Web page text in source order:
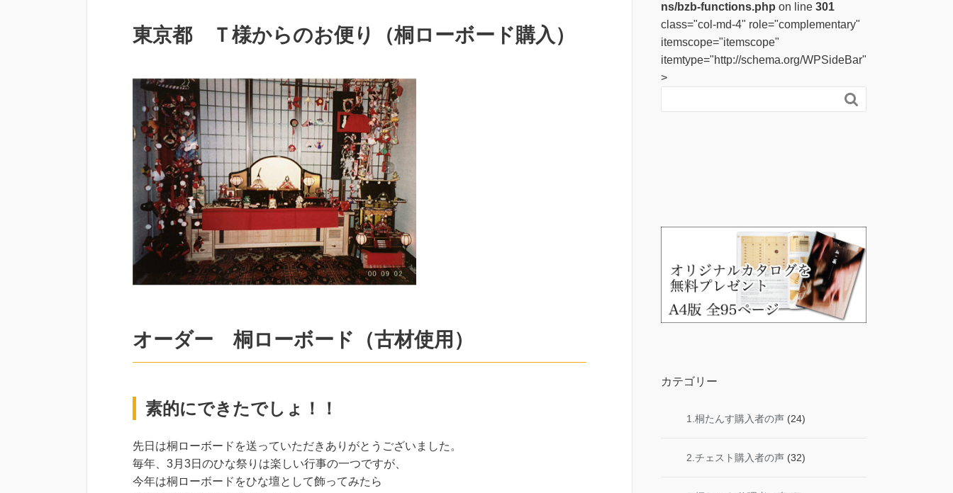
東京都 Ｔ様からのお便り（桐ローボード購入）
オーダー 桐ローボード（古材使用）
素的にできたでしょ！！
先日は桐ローボードを送っていただきありがとうございました。
毎年、3月3日のひな祭りは楽しい行事の一つですが、
今年は桐ローボードをひな壇として飾ってみたら
ns/bzb-functions.php on line 301
class="col-md-4" role="complementary"
itemscope="itemscope"
itemtype="http://schema.org/WPSideBar"
>

カテゴリー
1.桐たんす購入者の声 (24)
2.チェスト購入者の声 (32)